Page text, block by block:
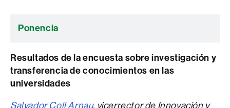
Ponencia
Resultados de la encuesta sobre investigación y
transferencia de conocimientos en las
universidades
Salvador Coll Arnau, vicerrector de Innovación y